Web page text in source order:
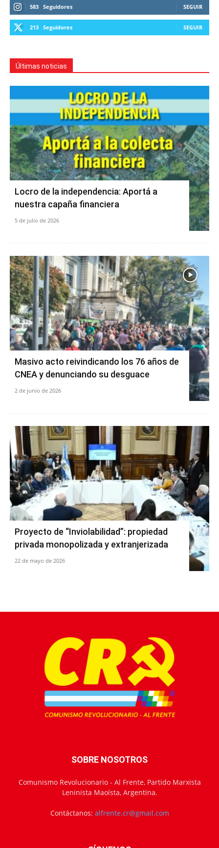
583 Seguidores SEGUIR
213 Seguidores SEGUIR
Últimas noticias
Locro de la independencia: Aportá a
nuestra capaña financiera
5 de julio de 2026
Masivo acto reivindicando los 76 años de
CNEA y denunciando su desguace
2 de junio de 2026
Proyecto de “Inviolabilidad”: propiedad
privada monopolizada y extranjerizada
22 de mayo de 2026
SOBRE NOSOTROS
Comunismo Revolucionario - Al Frente, Partido Marxista
Leninista Maoísta, Argentina.
Contáctanos: alfrente.cr@gmail.com